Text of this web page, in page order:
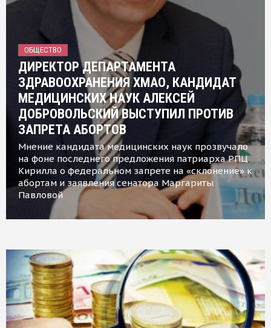
ОБЩЕСТВО
ДИРЕКТОР ДЕПАРТАМЕНТА
ЗДРАВООХРАНЕНИЯ ХМАО, КАНДИДАТ
МЕДИЦИНСКИХ НАУК АЛЕКСЕЙ
ДОБРОВОЛЬСКИЙ ВЫСТУПИЛ ПРОТИВ
ЗАПРЕТА АБОРТОВ
Мнение кандидата медицинских наук прозвучало
на фоне последнего предложения патриарха РПЦ
Кирилла о федеральном запрете на «склонение» к
абортам и заявления сенатора Маргариты
Павловой